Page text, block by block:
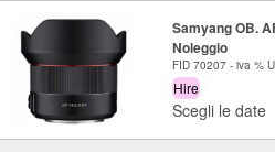
Samyang OB.
Noleggio
FID 70207 - iva %
Hire
Scegli le date